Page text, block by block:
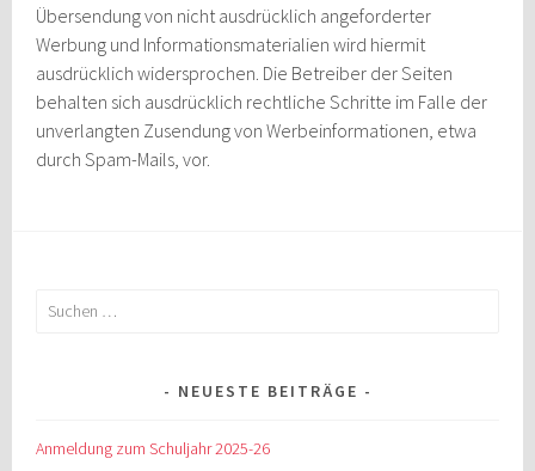
Übersendung von nicht ausdrücklich angeforderter
Werbung und Informationsmaterialien wird hiermit
ausdrücklich widersprochen. Die Betreiber der Seiten
behalten sich ausdrücklich rechtliche Schritte im Falle der
unverlangten Zusendung von Werbeinformationen, etwa
durch Spam-Mails, vor.
Suchen
NEUESTE BEITRÄGE
Anmeldung zum Schuljahr 2025-26